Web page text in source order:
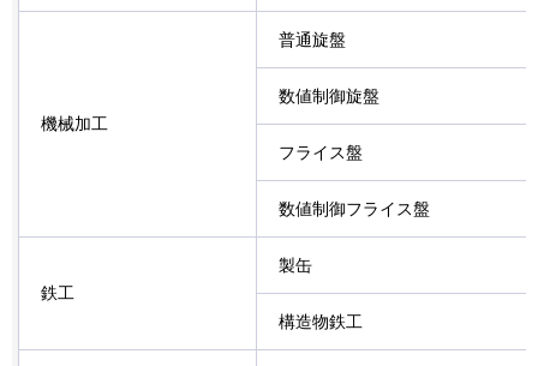
機械加工
普通旋盤
数値制御旋盤
フライス盤
数値制御フライス盤
鉄工
製缶
構造物鉄工